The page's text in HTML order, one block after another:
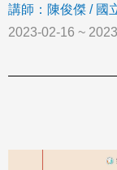
講師：陳俊傑 / 國
2023-02-16 ~